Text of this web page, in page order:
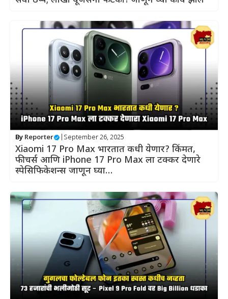
By Reporter September 26, 2025
Xiaomi 17 Pro Max भारतात कधी येणार? किंमत,
फीचर्स आणि iPhone 17 Pro Max ला टक्कर देणारे
स्पेसिफिकेशन्स जाणून घ्या…